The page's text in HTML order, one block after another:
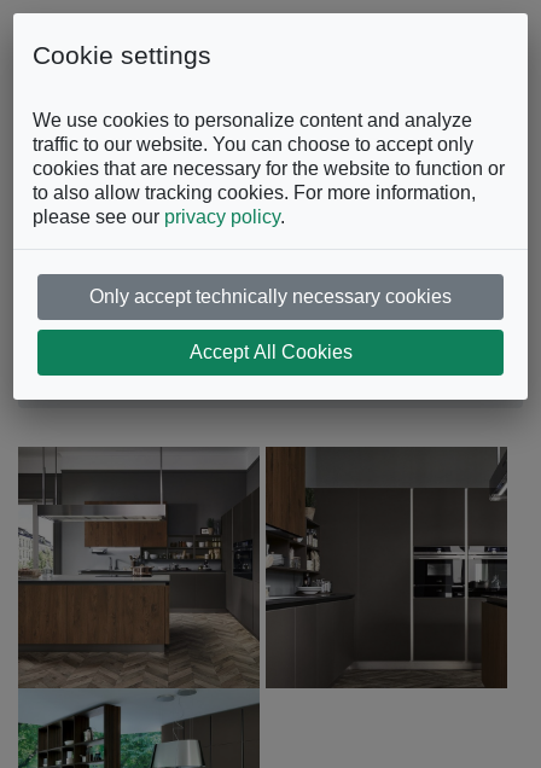
Skip to content
FacebookInstagramYouTube
Cucina Ri-flex
Cucine Cucine Moderne Cucina Ri-flex
Cookie settings
We use cookies to personalize content and analyze
traffic to our website. You can choose to accept only
cookies that are necessary for the website to function or
to also allow tracking cookies. For more information,
please see our privacy policy.
Only accept technically necessary cookies
Accept All Cookies